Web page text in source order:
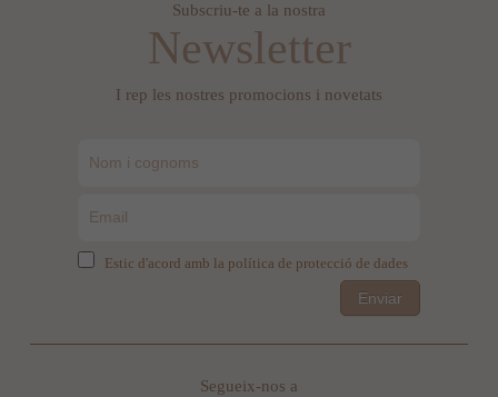
Subscriu-te a la nostra
Newsletter
I rep les nostres promocions i novetats
Estic d'acord amb la política de protecció de dades
Enviar
Segueix-nos a